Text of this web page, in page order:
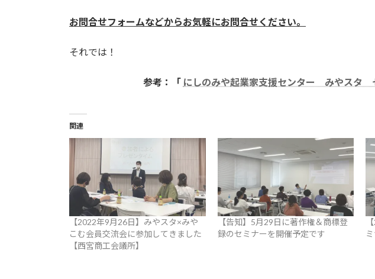
お問合せフォームなどからお気軽にお問合せください。
それでは！
参考：「 にしのみや起業家支援センター みやスタ
関連
【2022年9月26日】みやスタ×みや
こむ会員交流会に参加してきました
【西宮商工会議所】
【告知】5月29日に著作権＆商標登
録のセミナーを開催予定です